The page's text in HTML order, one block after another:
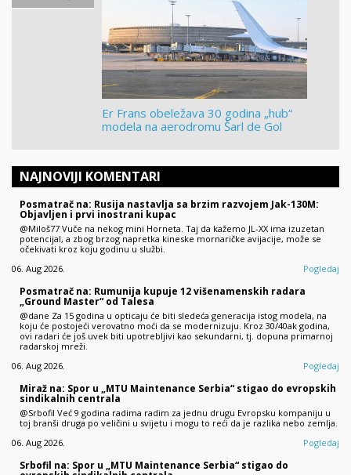
Er Frans obeležava 30 godina „hub“
modela na aerodromu Šarl de Gol
NAJNOVIJI KOMENTARI
Posmatrač na: Rusija nastavlja sa brzim razvojem Jak-130M:
Objavljen i prvi inostrani kupac
@Miloš77 Vuče na nekog mini Horneta. Taj da kažemo JL-XX ima izuzetan
potencijal, a zbog brzog napretka kineske mornaričke avijacije, može se
očekivati kroz koju godinu u službi.
06. Aug 2026.
Pogledaj
Posmatrač na: Rumunija kupuje 12 višenamenskih radara
„Ground Master“ od Talesa
@dane Za 15 godina u opticaju će biti sledeća generacija istog modela, na
koju će postojeći verovatno moći da se modernizuju. Kroz 30/40ak godina,
ovi radari će još uvek biti upotrebljivi kao sekundarni, tj. dopuna primarnoj
radarskoj mreži.
06. Aug 2026.
Pogledaj
Miraž na: Spor u „MTU Maintenance Serbia“ stigao do evropskih
sindikalnih centrala
@Srbofil Već 9 godina radima radim za jednu drugu Evropsku kompaniju u
toj branši druga po veličini u svijetu i mogu to reći da je razlika nebo zemlja.
06. Aug 2026.
Pogledaj
Srbofil na: Spor u „MTU Maintenance Serbia“ stigao do